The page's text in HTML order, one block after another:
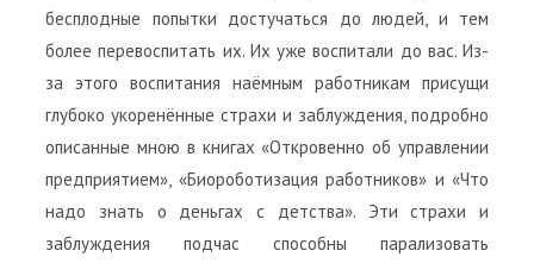
бесплодные попытки достучаться до людей, и тем
более перевоспитать их. Их уже воспитали до вас. Из-
за этого воспитания наёмным работникам присущи
глубоко укоренённые страхи и заблуждения, подробно
описанные мною в книгах «Откровенно об управлении
предприятием», «Биороботизация работников» и «Что
надо знать о деньгах с детства». Эти страхи и
заблуждения подчас способны парализовать